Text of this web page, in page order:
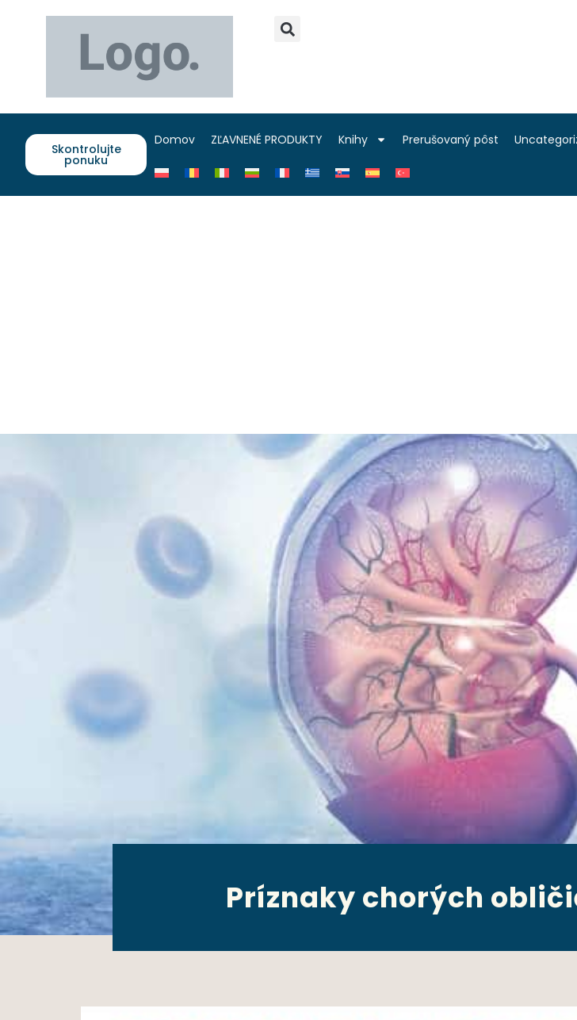
Skontrolujte
ponuku
Domov ZĽAVNENÉ PRODUKTY Knihy Prerušovaný pôst
Príznaky chorých